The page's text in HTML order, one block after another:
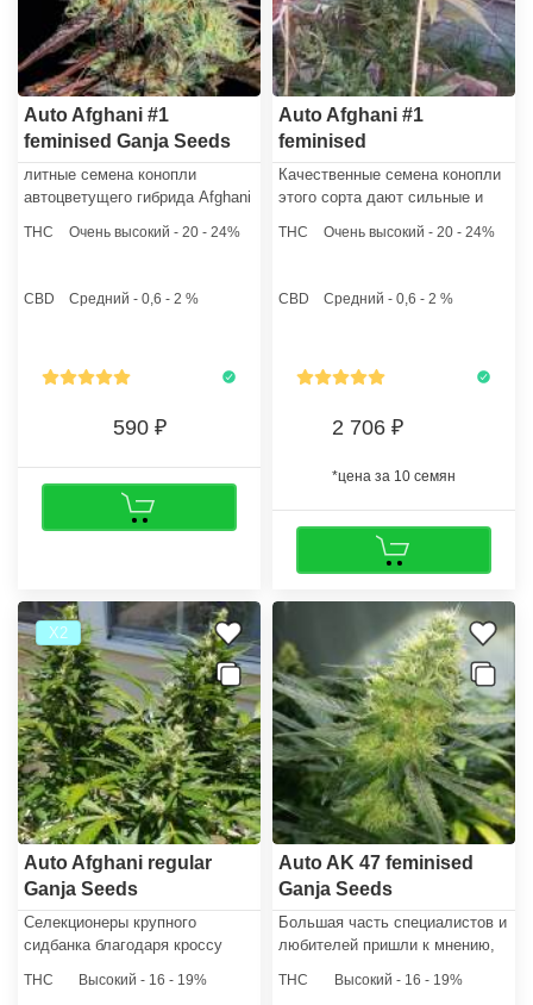
Auto Afghani #1
feminised Ganja Seeds
литные семена конопли
автоцветущего гибрида Afghani
посевной материал, имеющий
замачивания и проращивания.
THC Очень высокий - 20 - 24%
CBD Средний - 0,6 - 2 %
590
Auto Afghani #1
feminised
GanjaLiveSeeds
Качественные семена конопли
этого сорта дают сильные и
высоты, которые формируют
THC Очень высокий - 20 - 24%
CBD Средний - 0,6 - 2 %
2 706
*цена за 10 семян
Х2
Auto Afghani regular
Ganja Seeds
Селекционеры крупного
сидбанка благодаря кроссу
рудералисом вывели гибрид
THC Высокий - 16 - 19%
Auto AK 47 feminised
Ganja Seeds
Большая часть специалистов и
любителей пришли к мнению,
автофеминизированный сорт
THC Высокий - 16 - 19%